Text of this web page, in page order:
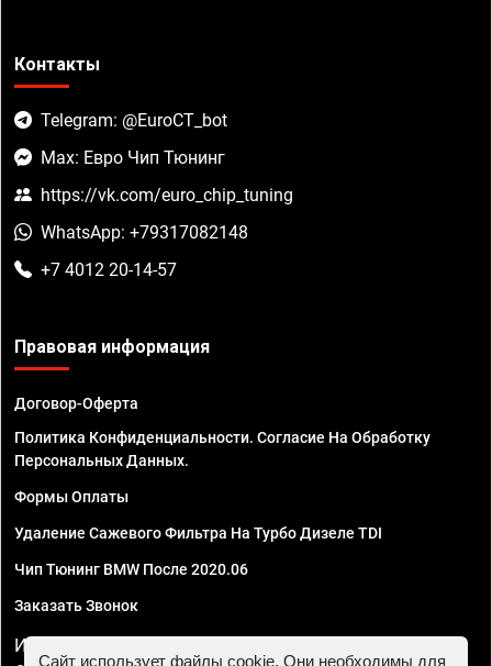
Контакты
Telegram: @EuroCT_bot
Max: Евро Чип Тюнинг
https://vk.com/euro_chip_tuning
WhatsApp: +79317082148
+7 4012 20-14-57
Правовая информация
Договор-Оферта
Политика Конфиденциальности. Согласие На Обработку
Персональных Данных.
Формы Оплаты
Удаление Сажевого Фильтра На Турбо Дизеле TDI
Чип Тюнинг BMW После 2020.06
Заказать Звонок
ИП Смирнов Георгий Павлович. ИНН 781302555843,
Сайт использует файлы cookie. Они необходимы для